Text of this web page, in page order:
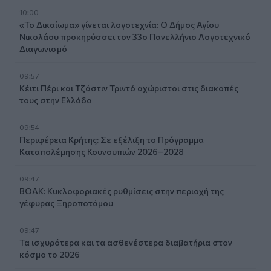
10:00
«Το Δικαίωμα» γίνεται λογοτεχνία: Ο Δήμος Αγίου
Νικολάου προκηρύσσει τον 33ο Πανελλήνιο Λογοτεχνικό
Διαγωνισμό
09:57
Κέιτι Πέρι και Τζάστιν Τριντό αχώριστοι στις διακοπές
τους στην Ελλάδα
09:54
Περιφέρεια Κρήτης: Σε εξέλιξη το Πρόγραμμα
Καταπολέμησης Κουνουπιών 2026–2028
09:47
ΒΟΑΚ: Κυκλοφοριακές ρυθμίσεις στην περιοχή της
γέφυρας Ξηροποτάμου
09:47
Τα ισχυρότερα και τα ασθενέστερα διαβατήρια στον
κόσμο το 2026